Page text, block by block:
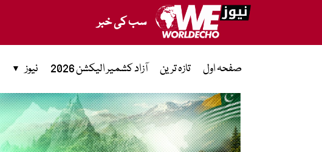
سب کی خبر
صفحہ اول تازہ ترین آزاد کشمیر الیکشن 2026 نیوز